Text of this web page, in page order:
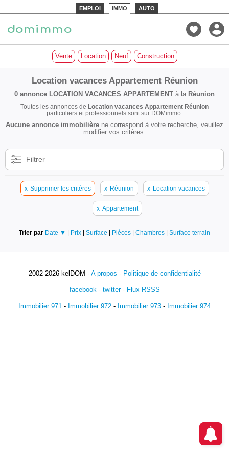
EMPLOI IMMO AUTO
Vente Location Neuf Construction
Location vacances Appartement Réunion
0 annonce LOCATION VACANCES APPARTEMENT à la Réunion
Toutes les annonces de Location vacances Appartement Réunion
particuliers et professionnels sont sur DOMimmo.
Aucune annonce immobilière ne correspond à votre recherche, veuillez
modifier vos critères.
Filtrer
x Supprimer les critères x Réunion x Location vacances
x Appartement
Trier par Date ▼ | Prix | Surface | Pièces | Chambres | Surface terrain
2002-2026 kelDOM - A propos - Politique de confidentialité
facebook- twitter- Flux RSSS
Immobilier 971 - Immobilier 972 - Immobilier 973 - Immobilier 974